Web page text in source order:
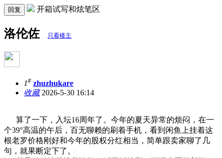
回复 开箱试写和炫笔区
洛伦佐 只看楼主
1# zhuzhukare
收藏2026-5-30 16:14
算了一下，入坛16周年了。今年的夏天异常的烦闷，在一
个39°高温的午后，百无聊赖的刷着手机，看到闲鱼上挂着这
根老罗价格刚好和今年的股权分红相当，简单跟卖家聊了几
句，就果断定下了。